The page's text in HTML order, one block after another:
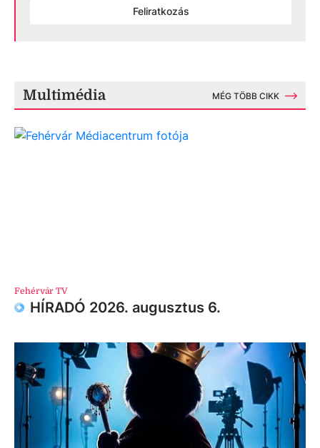
Feliratkozás
Multimédia MÉG TÖBB CIKK
Fehérvár TV
HÍRADÓ 2026. augusztus 6.